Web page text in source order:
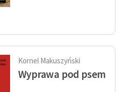
Kornel Makuszyński
Wyprawa pod psem